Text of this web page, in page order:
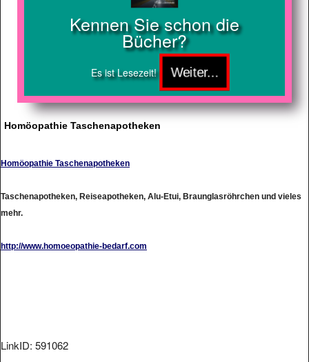
Kennen Sie schon die
Bücher?
Es ist Lesezeit!
Homöopathie Taschenapotheken
Homöopathie Taschenapotheken
Taschenapotheken, Reiseapotheken, Alu-Etui, Braunglasröhrchen und vieles
mehr.
http://www.homoeopathie-bedarf.com
LinkID: 591062